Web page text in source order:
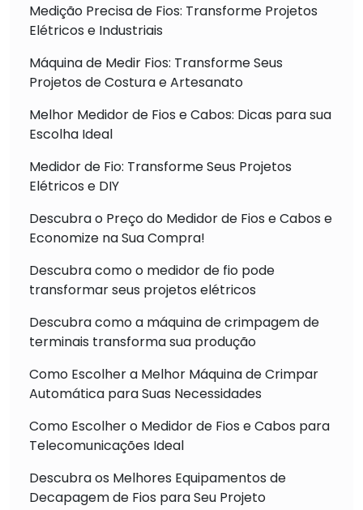
Medição Precisa de Fios: Transforme Projetos
Elétricos e Industriais
Máquina de Medir Fios: Transforme Seus
Projetos de Costura e Artesanato
Melhor Medidor de Fios e Cabos: Dicas para sua
Escolha Ideal
Medidor de Fio: Transforme Seus Projetos
Elétricos e DIY
Descubra o Preço do Medidor de Fios e Cabos e
Economize na Sua Compra!
Descubra como o medidor de fio pode
transformar seus projetos elétricos
Descubra como a máquina de crimpagem de
terminais transforma sua produção
Como Escolher a Melhor Máquina de Crimpar
Automática para Suas Necessidades
Como Escolher o Medidor de Fios e Cabos para
Telecomunicações Ideal
Descubra os Melhores Equipamentos de
Decapagem de Fios para Seu Projeto